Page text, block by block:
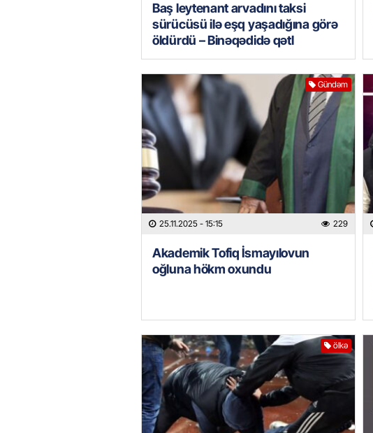
Baş leytenant arvadını taksi
sürücüsü ilə eşq yaşadığına görə
öldürdü – Binəqədidə qətl
Gündəm
25.11.2025 - 15:15 229
Akademik Tofiq İsmayılovun
oğluna hökm oxundu
ölkə